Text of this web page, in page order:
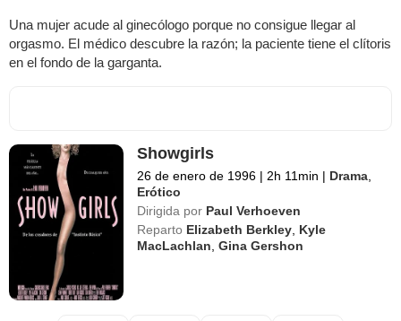
Una mujer acude al ginecólogo porque no consigue llegar al
orgasmo. El médico descubre la razón; la paciente tiene el clítoris
en el fondo de la garganta.
Showgirls
26 de enero de 1996 | 2h 11min | Drama,
Erótico
Dirigida por Paul Verhoeven
Reparto Elizabeth Berkley, Kyle
MacLachlan,Gina Gershon